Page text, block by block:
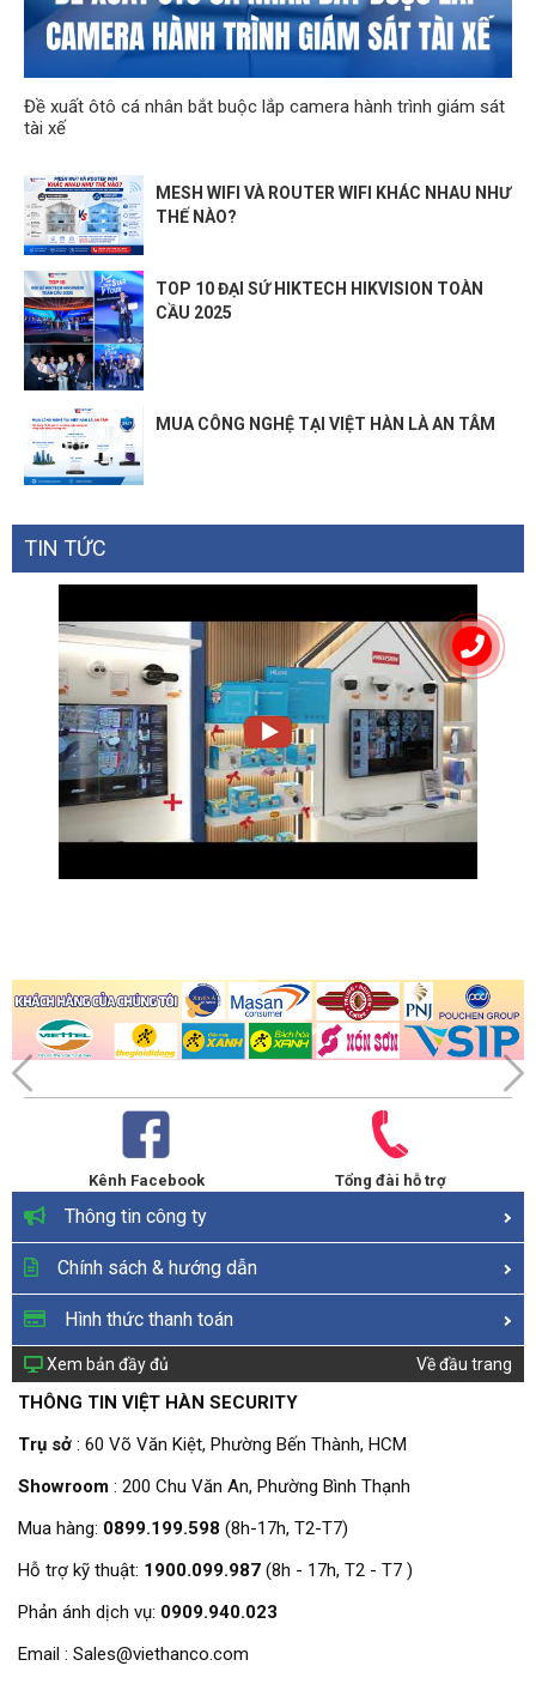
Đề xuất ôtô cá nhân bắt buộc lắp camera hành trình giám sát
tài xế
MESH WIFI VÀ ROUTER WIFI KHÁC NHAU NHƯ
THẾ NÀO?
TOP 10 ĐẠI SỨ HIKTECH HIKVISION TOÀN
CẦU 2025
MUA CÔNG NGHỆ TẠI VIỆT HÀN LÀ AN TÂM
TIN TỨC
Kênh Facebook Tổng đài hỗ trợ
Thông tin công ty
Chính sách & hướng dẫn
Hình thức thanh toán
Xem bản đầy đủ Về đầu trang
THÔNG TIN VIỆT HÀN SECURITY
Trụ sở : 60 Võ Văn Kiệt, Phường Bến Thành, HCM
Showroom : 200 Chu Văn An, Phường Bình Thạnh
Mua hàng: 0899.199.598 (8h-17h, T2-T7)
Hỗ trợ kỹ thuật: 1900.099.987 (8h - 17h, T2 - T7 )
Phản ánh dịch vụ: 0909.940.023
Email : Sales@viethanco.com